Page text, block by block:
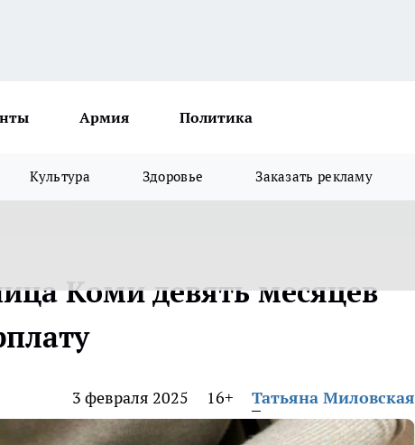
Армия Политика
Культура Здоровье Заказать рекламу
Коми девять месяцев
3 февраля 2025 16+ Татьяна Миловская